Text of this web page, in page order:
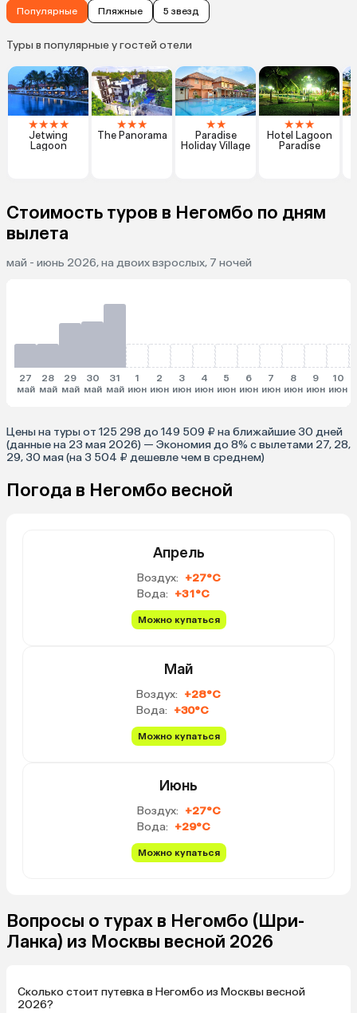
Популярные Пляжные 5 звезд
Туры в популярные у гостей отели
★★★★
Jetwing
Lagoon
★★★
The Panorama
★★
Paradise
Holiday Village
★★★
Hotel Lagoon
Paradise
Стоимость туров в Негомбо по дням
вылета
май - июнь 2026, на двоих взрослых, 7 ночей
27
май
28
май
29
май
30
май
31
май
1
июн
2
июн
3
июн
4
июн
5
июн
6
июн
7
июн
8
июн
9
июн
10
июн
Цены на туры от 125 298 до 149 509 ₽ на ближайшие 30 дней
(данные на 23 мая 2026) — Экономия до 8% с вылетами 27, 28,
29, 30 мая (на 3 504 ₽ дешевле чем в среднем)
Погода в Негомбо весной
Апрель
Воздух: +27°C
Вода: +31°C
Можно купаться
Май
Воздух: +28°C
Вода: +30°C
Можно купаться
Июнь
Воздух: +27°C
Вода: +29°C
Можно купаться
Вопросы о турах в Негомбо (Шри-
Ланка) из Москвы весной 2026
Сколько стоит путевка в Негомбо из Москвы весной
2026?